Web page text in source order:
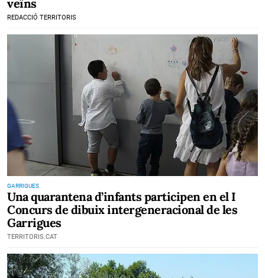
veïns
REDACCIÓ TERRITORIS
GARRIGUES
Una quarantena d’infants participen en el I
Concurs de dibuix intergeneracional de les
Garrigues
TERRITORIS.CAT